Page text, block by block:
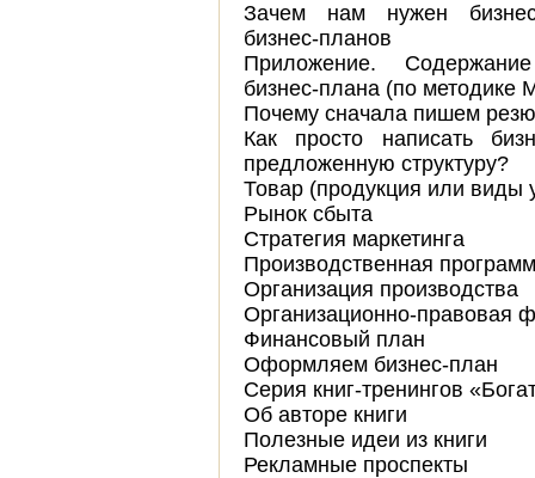
Зачем нам нужен
бизнес-планов
Приложение.
бизнес-плана (по методике
Почему сначала пишем
Как просто написать
предложенную структуру?
Товар (продукция или виды
Рынок сбыта
Стратегия маркетинга
Производственная
Организация производства
Организационно-правовая
Финансовый план
Оформляем бизнес-план
Серия книг-тренингов
Об авторе книги
Полезные идеи из книги
Рекламные проспекты